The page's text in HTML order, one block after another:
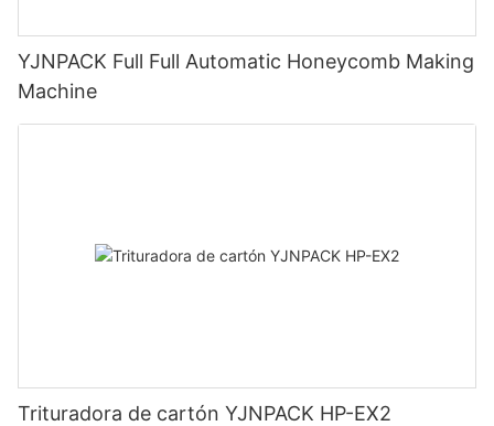
YJNPACK Full Full Automatic Honeycomb Making
Machine
Trituradora de cartón YJNPACK HP-EX2